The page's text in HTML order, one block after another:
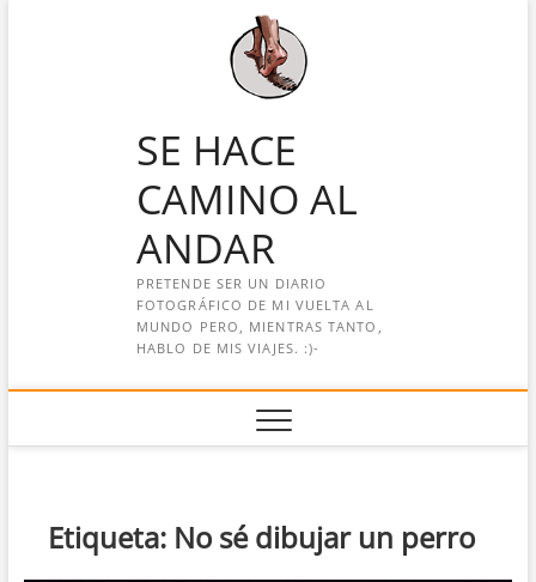
SE HACE
CAMINO AL
ANDAR
PRETENDE SER UN DIARIO
FOTOGRÁFICO DE MI VUELTA AL
MUNDO PERO, MIENTRAS TANTO,
HABLO DE MIS VIAJES. :)-
Etiqueta: No sé dibujar un perro